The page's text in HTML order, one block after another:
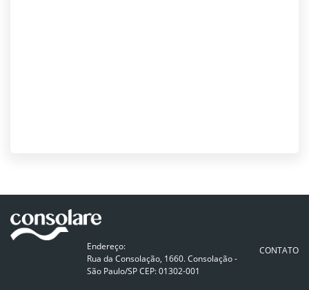
Endereço:
Rua da Consolação, 1660. Consolação -
São Paulo/SP CEP: 01302-001
CONTATO